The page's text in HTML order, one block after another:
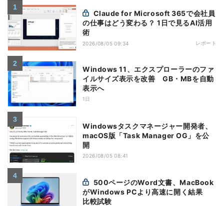
の仕事はどう変わる？ 1日で見るAI活用
術
2026/08/05 09:34 レポート
Windows 11、エクスプローラーのファ
イルサイズ表示を改善 GB・MBを自動
表示へ
1日
Windowsタスクマネージャー開発者、
macOS版「Task Manager OG」を公
開
2026/08/05 08:41
がWindows PCより高速に開く結果
比較試験